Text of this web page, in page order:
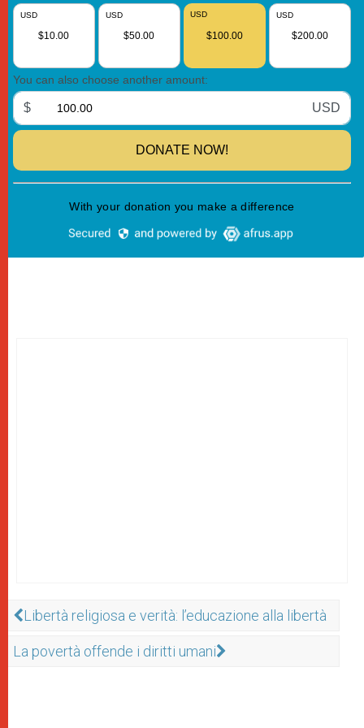
Libertà religiosa e verità: l’educazione alla libertà
La povertà offende i diritti umani